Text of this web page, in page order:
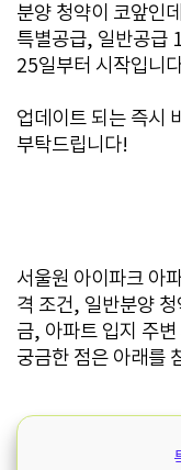
분양 청약이 코앞인
특별공급, 일반공급
25일부터 시작입니
업데이트 되는 즉시
부탁드립니다!
서울원 아이파크 아
격 조건, 일반분양
금, 아파트 입지 주
궁금한 점은 아래를